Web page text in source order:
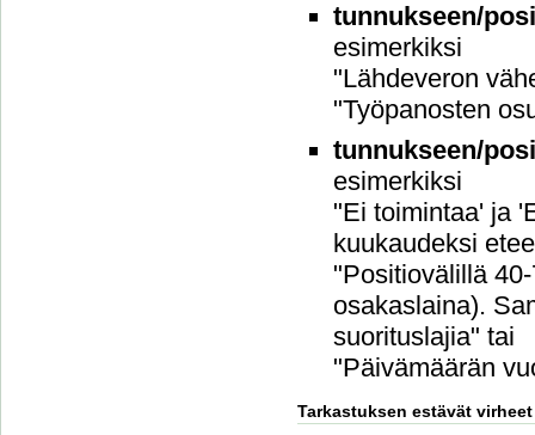
tunnukseen/
esimerkiksi
"Lähdeveron
"Työpanosten
tunnukseen/
esimerkiksi
"Ei toimintaa' ja
kuukaudeksi
"Positiovälillä
osakaslaina).
suorituslajia" tai
"Päivämäärän
Tarkastuksen estävät virheet